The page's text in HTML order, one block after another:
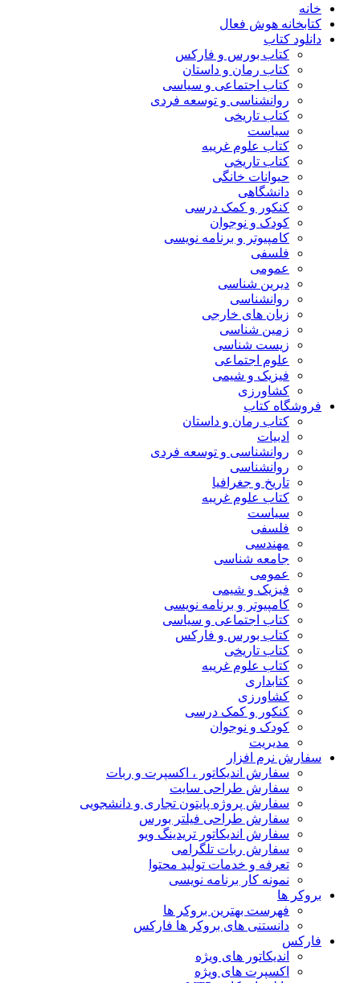
خانه
کتابخانه هوش فعال
دانلود کتاب
کتاب بورس و فارکس
کتاب رمان و داستان
کتاب اجتماعی و سیاسی
روانشناسی و توسعه فردی
کتاب تاریخی
سیاست
کتاب علوم غریبه
کتاب تاریخی
حیوانات خانگی
دانشگاهی
کنکور و کمک‌ درسی
کودک و نوجوان
کامپیوتر و برنامه نویسی
فلسفی
عمومی
دیرین شناسی
روانشناسی
زبان های خارجی
زمین شناسی
زیست شناسی
علوم اجتماعی
فیزیک و شیمی
کشاورزی
فروشگاه کتاب
کتاب رمان و داستان
ادبیات
روانشناسی و توسعه فردی
روانشناسی
تاریخ و جغرافیا
کتاب علوم غریبه
سیاست
فلسفی
مهندسی
جامعه شناسی
عمومی
فیزیک و شیمی
کامپیوتر و برنامه نویسی
کتاب اجتماعی و سیاسی
کتاب بورس و فارکس
کتاب تاریخی
کتاب علوم غریبه
کتابداری
کشاورزی
کنکور و کمک‌ درسی
کودک و نوجوان
مدیریت
سفارش نرم افزار
سفارش اندیکاتور ، اکسپرت و ربات
سفارش طراحی سایت
سفارش پروژه پایتون تجاری و دانشجویی
سفارش طراحی فیلتر بورس
سفارش اندیکاتور تریدینگ ویو
سفارش ربات تلگرامی
تعرفه و خدمات تولید محتوا
نمونه کار برنامه نویسی
بروکر ها
فهرست بهترین بروکر ها
دانستنی های بروکر ها فارکس
فارکس
اندیکاتور های ویژه
اکسپرت های ویژه